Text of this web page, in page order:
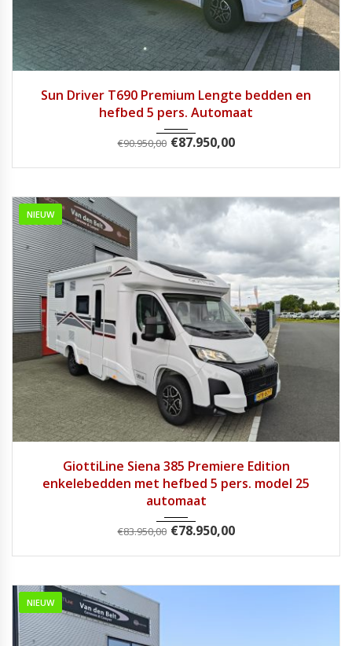
Sun Driver T690 Premium Lengte bedden en
hefbed 5 pers. Automaat
€90.950,00 €87.950,00
NIEUW
GiottiLine Siena 385 Premiere Edition
enkelebedden met hefbed 5 pers. model 25
automaat
€83.950,00 €78.950,00
NIEUW